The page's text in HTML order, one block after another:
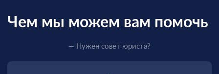
Чем мы можем вам помочь
— Нужен совет юриста?